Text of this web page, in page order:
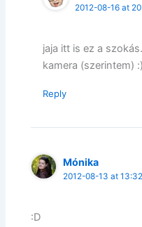
2012-08-16 at
jaja itt is ez a
kamera (szerintem) :)
Reply
Mónika
2012-08-13 at 13:32
:D